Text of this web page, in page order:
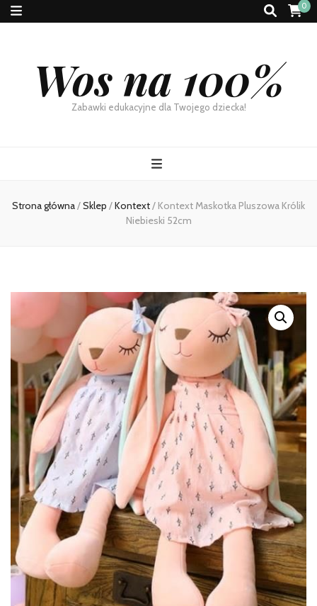
0
Wos na 100%
Zabawki edukacyjne dla Twojego dziecka!
Strona główna/Sklep /Kontext/ Kontext Maskotka Pluszowa Królik
Niebieski 52cm